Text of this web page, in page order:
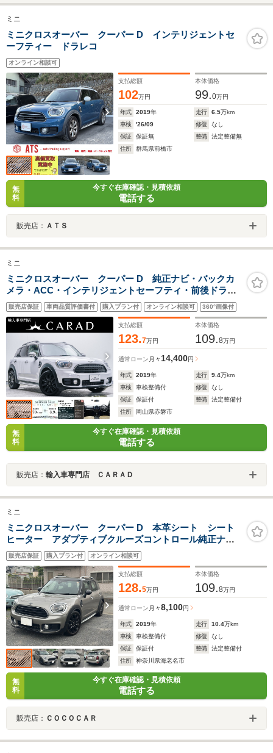
ートーン合皮シート
LEDランプ LEDフォ
グ スマートキー オ
ートライト オートエ
アコン 横滑り防止
ヒーター LEDヘッド
ルミ オートライト
ミニ
ミニクロスオーバー クーパー D インテリジェントセ
ーフティー ドラレコ
オンライン相談可
支払総額
102万円
本体価格
99.0万円
年式 2019年 走行 6.5万km
車検
'26/09 修復
なし
保証
保証無 整備
法定整備無
住所
群馬県前橋市
無
料
今すぐ在庫確認・見積依頼
電話する
販売店： ＡＴＳ
ミニ
ミニクロスオーバー クーパー D 純正ナビ・バックカ
メラ・ACC・インテリジェントセーフティ・前後ドライ
ブレコーダー・パワーバックドア・アンビエントライ
ト・電子パーキング・ソナーセーサー・Bluetooth・LED
ヘッドライト・アイドリングストップ
販売店保証 車両品質評価書付 購入プラン付 オンライン相談可 360°画像付
支払総額
123.7万円
本体価格
109.8万円
通常ローン 月々 14,400円
年式 2019年 走行 9.4万km
車検
車検整備付 修復
なし
保証
保証付 整備
法定整備付
住所
岡山県赤磐市
無
料
今すぐ在庫確認・見積依頼
電話する
販売店： 輸入車専門店 ＣＡＲＡＤ
ミニ
ミニクロスオーバー クーパー D 本革シート シート
ヒーター アダプティブクルーズコントロール純正ナ
ビ バックカメラ ミラーETC 前後ドラレコ スペア
キー インテリジェントセーフティ ユニオンジャック
テール
販売店保証 購入プラン付 オンライン相談可
支払総額
128.5万円
本体価格
109.8万円
通常ローン 月々8,100円
年式 2019年 走行 10.4万km
車検
車検整備付 修復
なし
保証
保証付 整備
法定整備付
住所
神奈川県海老名市
無
料
今すぐ在庫確認・見積依頼
電話する
販売店： ＣＯＣＯＣＡＲ